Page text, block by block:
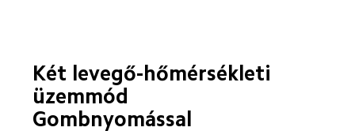
Két levegő-hőmérsékleti
üzemmód
Gombnyomással